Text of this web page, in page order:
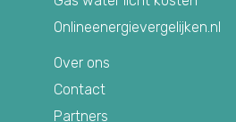
Onlineenergievergelijken.nl
Over ons
Contact
Partners